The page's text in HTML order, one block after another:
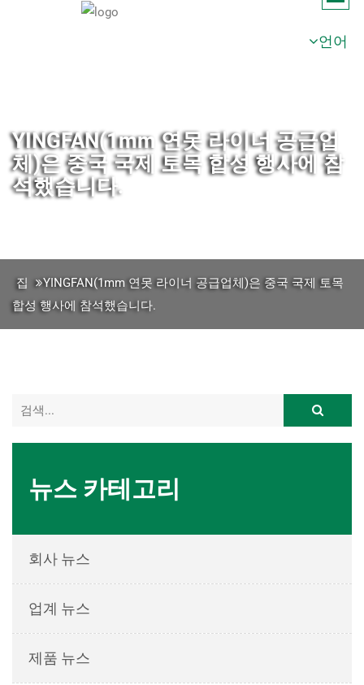
언어
YINGFAN(1mm 연못 라이너 공급업
체)은 중국 국제 토목 합성 행사에 참
석했습니다.
집
YINGFAN(1mm 연못 라이너 공급업체)은 중국 국제 토목
합성 행사에 참석했습니다.
뉴스 카테고리
회사 뉴스
업계 뉴스
제품 뉴스